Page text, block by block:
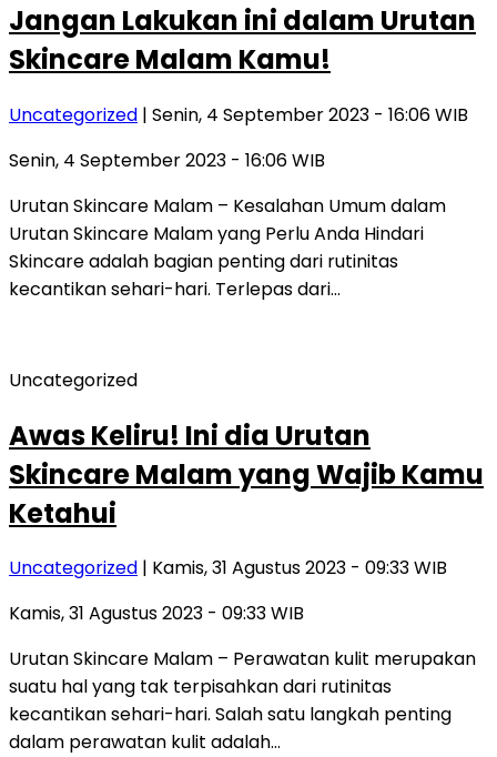
Jangan Lakukan ini dalam Urutan
Skincare Malam Kamu!
Uncategorized | Senin, 4 September 2023 - 16:06 WIB
Senin, 4 September 2023 - 16:06 WIB
Urutan Skincare Malam – Kesalahan Umum dalam
Urutan Skincare Malam yang Perlu Anda Hindari
Skincare adalah bagian penting dari rutinitas
kecantikan sehari-hari. Terlepas dari…
Uncategorized
Awas Keliru! Ini dia Urutan
Skincare Malam yang Wajib Kamu
Ketahui
Uncategorized | Kamis, 31 Agustus 2023 - 09:33 WIB
Kamis, 31 Agustus 2023 - 09:33 WIB
Urutan Skincare Malam – Perawatan kulit merupakan
suatu hal yang tak terpisahkan dari rutinitas
kecantikan sehari-hari. Salah satu langkah penting
dalam perawatan kulit adalah…